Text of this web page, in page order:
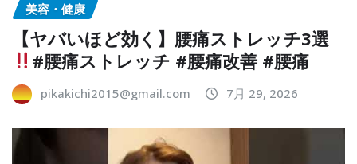
美容・健康
【ヤバいほど効く】腰痛ストレッチ3選
#腰痛ストレッチ #腰痛改善 #腰痛
pikakichi2015@gmail.com 7月 29, 2026